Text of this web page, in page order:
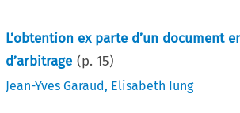
L’obtention ex parte d’un document
d’arbitrage (p.15)
Jean-Yves Garaud, Elisabeth Iung